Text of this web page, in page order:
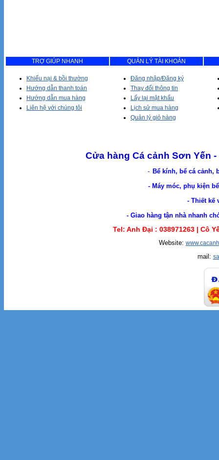
TRỢ GIÚP NHANH QUẢN LÝ TÀI KHOẢN
Khiếu nại & bồi thường
Hướng dẫn thanh toán
Hướng dẫn mua hàng
Liên hệ với chúng tôi
Đăng nhập/Đăng ký
Thay đổi thông tin
Lấy lại mật khẩu
Lịch sử mua hàng
Quản lý giỏ hàng
Cửa hàng Cá cảnh Sơn Yến
- Bể kính, bể cá cảnh,
- Máy móc, phụ kiện
- Thiết kế
- Giao hàng tận nhà nhanh chóng. Cá
Tel: Anh Đại : 038971263 | Cô
Website:
mail: